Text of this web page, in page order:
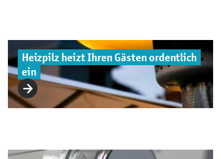
Heizpilz heizt Ihren Gästen ordentlich
ein